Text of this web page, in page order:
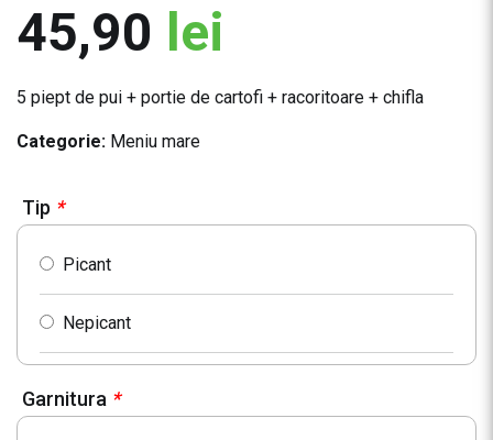
45,90 lei
5 piept de pui + portie de cartofi + racoritoare + chifla
Categorie: Meniu mare
Tip *
Picant
Nepicant
Garnitura *